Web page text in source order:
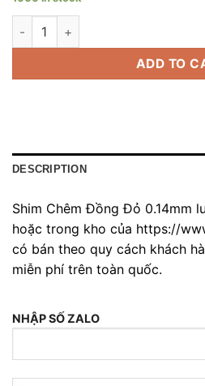
Shim Chêm Đồng Đỏ 0.14mm
ADD TO
DESCRIPTION
Shim Chêm Đồng Đỏ 0.14mm
hoặc trong kho của https://
có bán theo quy cách khách
miễn phí trên toàn quốc.
NHẬP SỐ ZALO